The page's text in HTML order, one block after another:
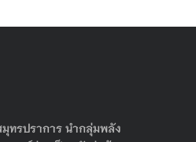
ทรปราการ นำกลุ่มพลัง